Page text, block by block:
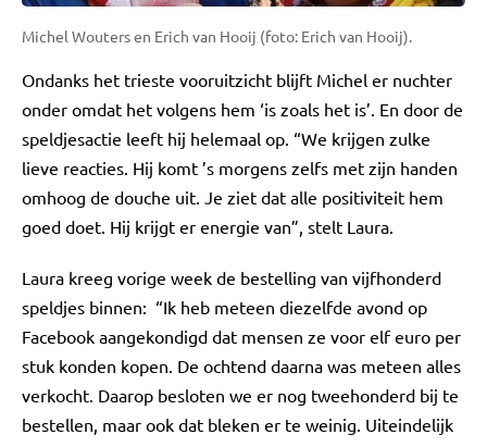
Michel Wouters en Erich van Hooij (foto: Erich van Hooij).
Ondanks het trieste vooruitzicht blijft Michel er nuchter
onder omdat het volgens hem ‘is zoals het is’. En door de
speldjesactie leeft hij helemaal op. “We krijgen zulke
lieve reacties. Hij komt ’s morgens zelfs met zijn handen
omhoog de douche uit. Je ziet dat alle positiviteit hem
goed doet. Hij krijgt er energie van”, stelt Laura.
Laura kreeg vorige week de bestelling van vijfhonderd
speldjes binnen: “Ik heb meteen diezelfde avond op
Facebook aangekondigd dat mensen ze voor elf euro per
stuk konden kopen. De ochtend daarna was meteen alles
verkocht. Daarop besloten we er nog tweehonderd bij te
bestellen, maar ook dat bleken er te weinig. Uiteindelijk